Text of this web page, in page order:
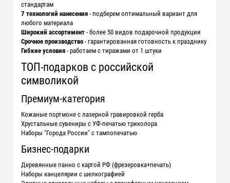
стандартам
7 технологий нанесения - подберем оптимальный вариант для
любого материала
Широкий ассортимент - более 50 видов подарочной продукции
Срочное производство - гарантированная готовность к празднику
Гибкие условия - работаем с тиражами от 1 штуки
ТОП-подарков с российской
символикой
Премиум-категория
Кожаные портмоне с лазерной гравировкой герба
Хрустальные сувениры с УФ-печатью триколора
Наборы "Города России" с тампопечатью
Бизнес-подарки
Деревянные панно с картой РФ (фрезеровка+печать)
Наборы канцелярии с шелкографией